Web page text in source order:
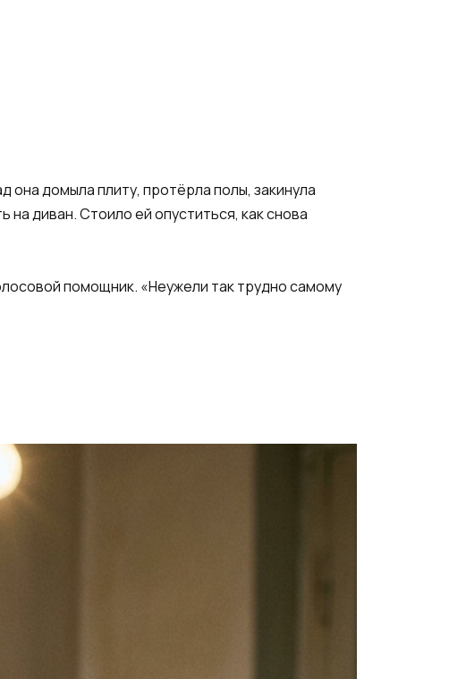
она домыла плиту, протёрла полы, закинула
диван. Стоило ей опуститься, как снова
помощник. «Неужели так трудно самому